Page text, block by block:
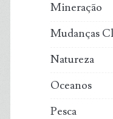
Mineração
Mudanças
Natureza
Oceanos
Pesca